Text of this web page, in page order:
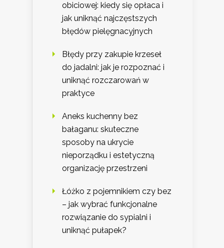
obiciowej: kiedy się opłaca i
jak uniknąć najczęstszych
błędów pielęgnacyjnych
Błędy przy zakupie krzeseł
do jadalni: jak je rozpoznać i
uniknąć rozczarowań w
praktyce
Aneks kuchenny bez
bałaganu: skuteczne
sposoby na ukrycie
nieporządku i estetyczną
organizację przestrzeni
Łóżko z pojemnikiem czy bez
– jak wybrać funkcjonalne
rozwiązanie do sypialni i
uniknąć pułapek?